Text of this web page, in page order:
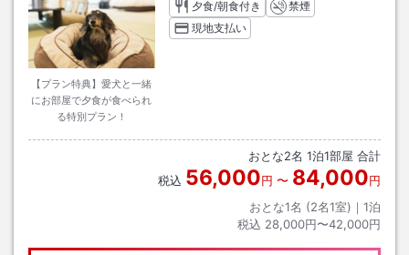
【プラン特典】愛犬と一緒
にお部屋で夕食が食べられ
る特別プラン！
夕食/朝食付き
禁煙
現地支払い
おとな2名 1泊1部屋 合計
税込 56,000円 〜 84,000円
おとな1名 (2名1室)｜ 1泊
税込 28,000円〜42,000円